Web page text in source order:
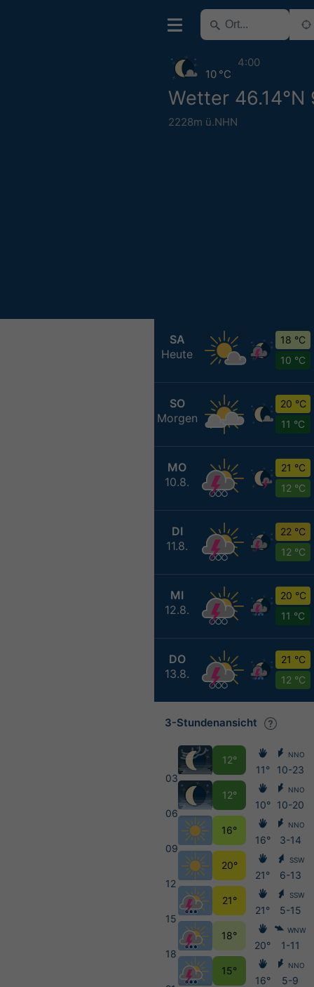
Wetter 46.14°N
2228m ü.NHN
10 °C
4:00
SA
Heute
18 °C
10 °C
SO
Morgen
20 °C
11 °C
MO
10.8.
21 °C
12 °C
DI
11.8.
22 °C
12 °C
MI
12.8.
20 °C
11 °C
DO
13.8.
21 °C
12 °C
3-Stundenansicht
03
06
09
12
15
18
12°
12°
16°
20°
21°
18°
15°
11°
10°
16°
21°
21°
20°
16°
NNO
10-23
NNO
10-20
NNO
3-14
SSW
6-13
SSW
5-15
WNW
1-11
NNO
5-9